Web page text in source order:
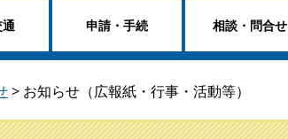
申請・手続 相談・問合せ
> お知らせ（広報紙・行事・活動等）